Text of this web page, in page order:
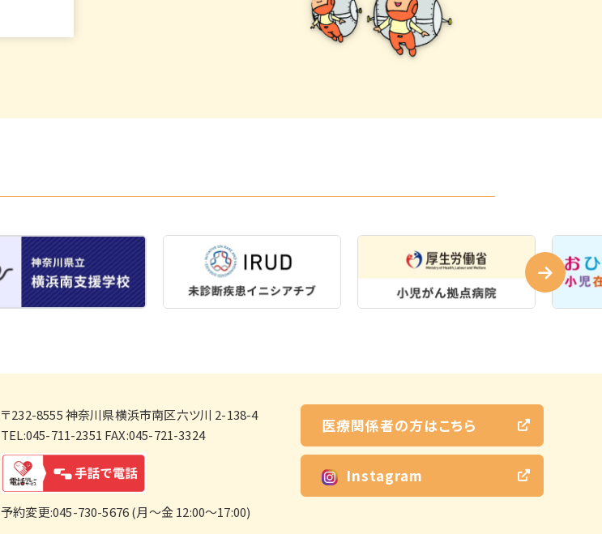
〒232-8555神奈川県横浜市南区六ツ川 2-138-4
TEL:045-711-2351 FAX:045-721-3324
予約変更:045-730-5676 (月～金 12:00～17:00)
医療関係者の方はこちら
Instagram